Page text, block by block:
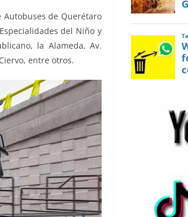
de Querétaro
del Niño y
la Alameda, Av.
entre otros.